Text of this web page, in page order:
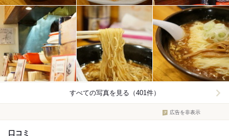
すべての写真を見る（401件）
広告を非表示
口コミ